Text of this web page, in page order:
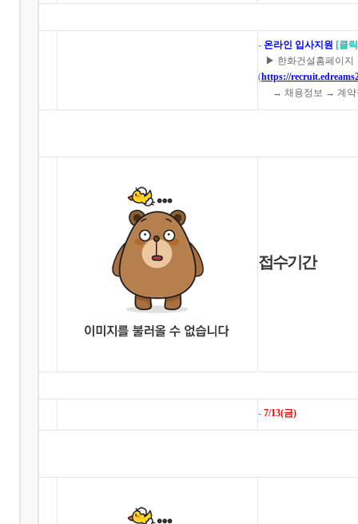
- 온라인 입사지원 [클
▶ 한화건설홈페이지
(https://
→ 채용정보 → 계약
접수기간
- 7/13(금)